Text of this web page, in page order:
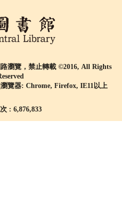
瀏覽，禁止轉載 ©2016, All Rights
覽器: Chrome, Firefox, IE11以上
: 6,876,833